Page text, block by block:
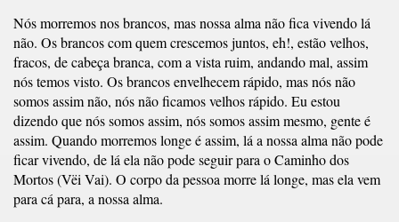
Nós morremos nos brancos, mas nossa alma não fica vivendo lá
não. Os brancos com quem crescemos juntos, eh!, estão velhos,
fracos, de cabeça branca, com a vista ruim, andando mal, assim
nós temos visto. Os brancos envelhecem rápido, mas nós não
somos assim não, nós não ficamos velhos rápido. Eu estou
dizendo que nós somos assim, nós somos assim mesmo, gente é
assim. Quando morremos longe é assim, lá a nossa alma não pode
ficar vivendo, de lá ela não pode seguir para o Caminho dos
Mortos (Vëi Vai). O corpo da pessoa morre lá longe, mas ela vem
para cá para, a nossa alma.